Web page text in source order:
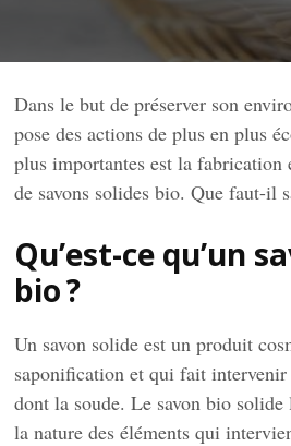
Dans le but de préserver son
pose des actions de plus en plus
plus importantes est la
de savons solides bio. Que faut-il
Qu’est-ce qu’un
bio ?
Un savon solide est un produit
saponification et qui fait
dont la soude. Le savon bio
la nature des éléments qui